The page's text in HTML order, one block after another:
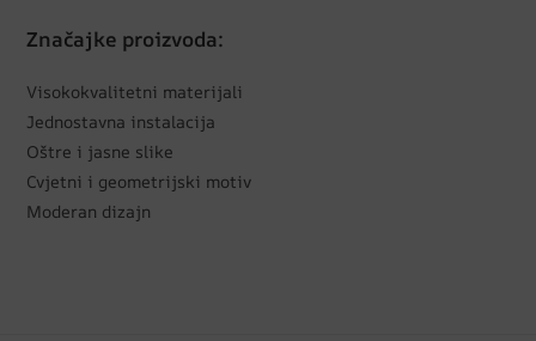
Značajke proizvoda:
Visokokvalitetni materijali
Jednostavna instalacija
Oštre i jasne slike
Cvjetni i geometrijski motiv
Moderan dizajn